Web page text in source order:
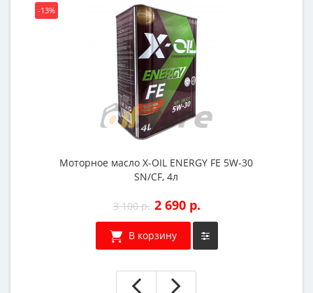
-13%
Моторное масло X-OIL ENERGY FE 5W-30
SN/CF, 4л
3 100 р. 2 690 р.
В корзину